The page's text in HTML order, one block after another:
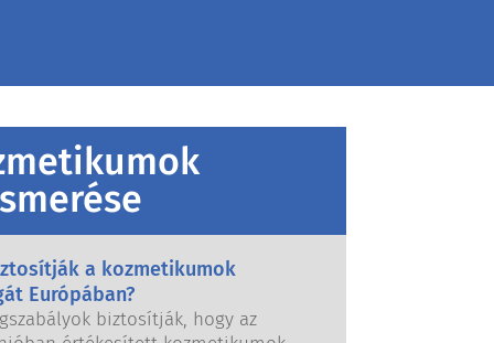
a kozmetikumok
Európában?
biztosítják, hogy az